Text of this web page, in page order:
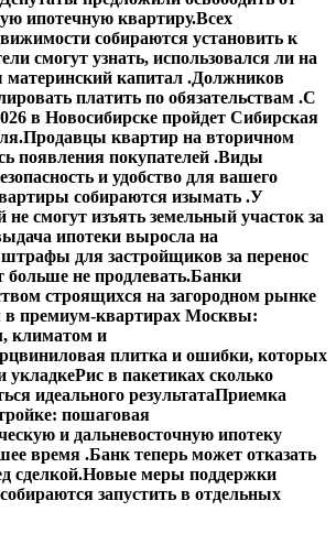
ипотечную квартиру.Всех
собираются установить к
смогут узнать, использовался ли на
капитал .Должников
платить по обязательствам .С
в Новосибирске пройдет Сибирская
Продавцы квартир на вторичном
появления покупателей .Виды
и удобство для вашего
собираются изымать .У
не смогут изъять земельный участок за
ипотеки выросла на
для застройщиков за перенос
больше не продлевать.Банки
строящихся на загородном рынке
премиум-квартирах Москвы:
климатом и
плитка и ошибки, которых
укладкеРис в пакетиках сколько
идеального результатаПриемка
пошаговая
и дальневосточную ипотеку
время .Банк теперь может отказать
сделкой.Новые меры поддержки
запустить в отдельных